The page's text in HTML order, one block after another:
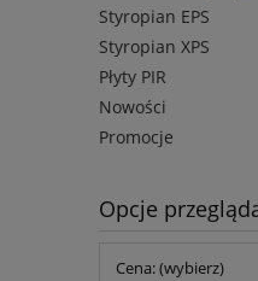
Styropian EPS
Styropian XPS
Płyty PIR
Nowości
Promocje
Opcje
Cena: (wybierz)